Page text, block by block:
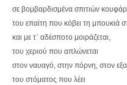
σε βομβαρδισμένα σπιτιών
του επαίτη που κόβει τη μπουκιά
και με τ΄ αδέσποτο μοιράζεται,
του χεριού που απλώνεται
στον ναυαγό, στην πόρνη, στον
του στόματος που λέει